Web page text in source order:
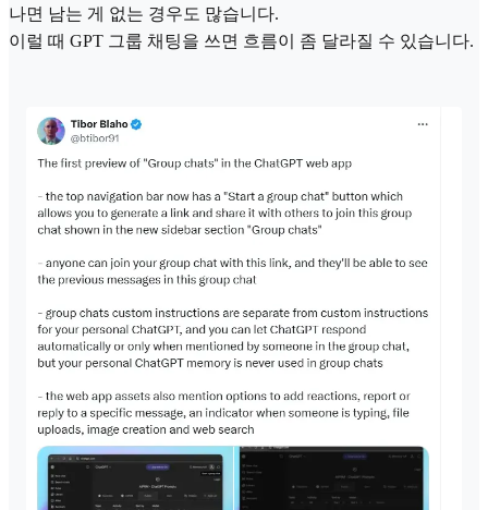
나면 남는 게 없는 경우도 많습니다.
이럴 때 GPT 그룹 채팅을 쓰면 흐름이 좀 달라질 수 있습니다.